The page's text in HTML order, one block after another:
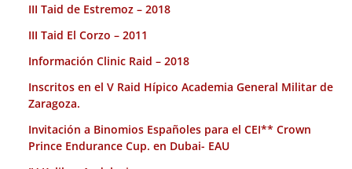
III Taid de Estremoz – 2018
III Taid El Corzo – 2011
Información Clinic Raid – 2018
Inscritos en el V Raid Hípico Academia General Militar de
Zaragoza.
Invitación a Binomios Españoles para el CEI** Crown
Prince Endurance Cup. en Dubai- EAU